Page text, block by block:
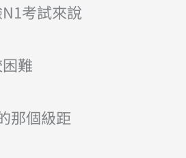
考試來說
難
那個級距